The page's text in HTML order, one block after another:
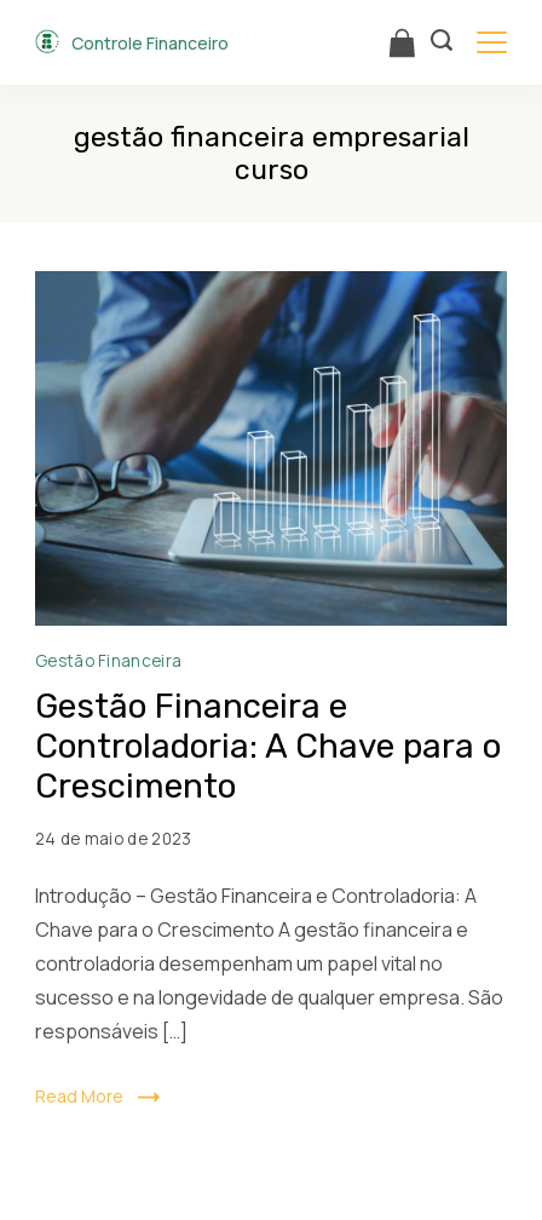
Controle Financeiro
gestão financeira empresarial
curso
Gestão
e
Controladoria
na
Gestão Financeira
Gestão Financeira e
Controladoria: A Chave para o
Crescimento
24 de maio de 2023
Introdução – Gestão Financeira e Controladoria: A
Chave para o Crescimento A gestão financeira e
controladoria desempenham um papel vital no
sucesso e na longevidade de qualquer empresa. São
responsáveis […]
Read More